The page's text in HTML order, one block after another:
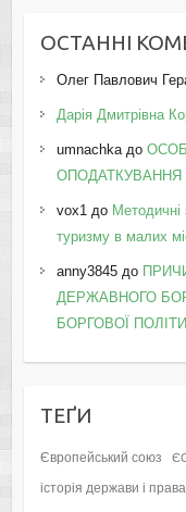
ОСТАННІ
Олег Павлович
Дарія Дмитрівна
umnachkaдо
ОПОДАТКУВАННЯ
vox1 до Методичні
туризму в малих
anny3845до
ДЕРЖАВНОГО
БОРГОВОЇ
ТЕҐИ
Європейський союз
історія держави і права